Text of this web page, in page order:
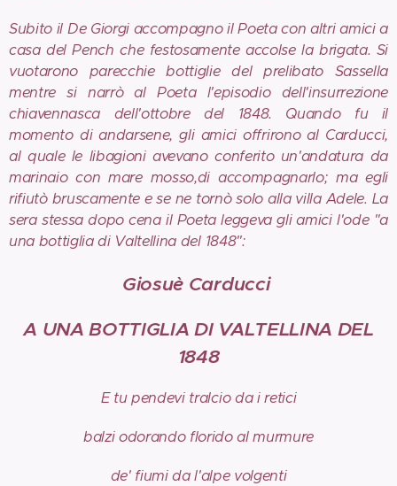
Subito il De Giorgi accompagno il Poeta con altri amici a
casa del Pench che festosamente accolse la brigata. Si
vuotarono parecchie bottiglie del prelibato Sassella
mentre si narrò al Poeta l'episodio dell'insurrezione
chiavennasca dell'ottobre del 1848. Quando fu il
momento di andarsene, gli amici offrirono al Carducci,
al quale le libagioni avevano conferito un'andatura da
marinaio con mare mosso,di accompagnarlo; ma egli
rifiutò bruscamente e se ne tornò solo alla villa Adele. La
sera stessa dopo cena il Poeta leggeva gli amici l'ode "a
una bottiglia di Valtellina del 1848":
Giosuè Carducci
A UNA BOTTIGLIA DI VALTELLINA DEL
1848
E tu pendevi tralcio da i retici
balzi odorando florido al murmure
de' fiumi da l'alpe volgenti